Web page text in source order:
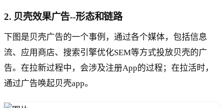
2. 贝壳效果广告--形态和链路
下图是贝壳广告的一个事例，通过各个媒体，包括信息
流、应用商店、搜索引擎优化SEM等方式投放贝壳的广
告。在拉新过程中，会涉及注册App的过程；在拉活时，
通过广告唤起贝壳app。